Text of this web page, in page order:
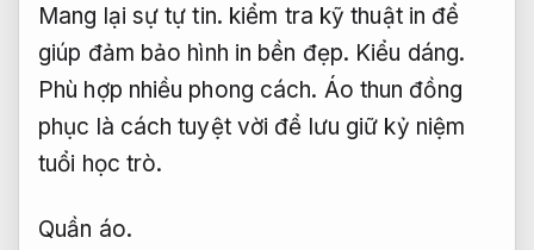
Mang lại sự tự tin. kiểm tra kỹ thuật in để
giúp đảm bảo hình in bền đẹp. Kiểu dáng.
Phù hợp nhiều phong cách. Áo thun đồng
phục là cách tuyệt vời để lưu giữ kỷ niệm
tuổi học trò.
Quần áo.